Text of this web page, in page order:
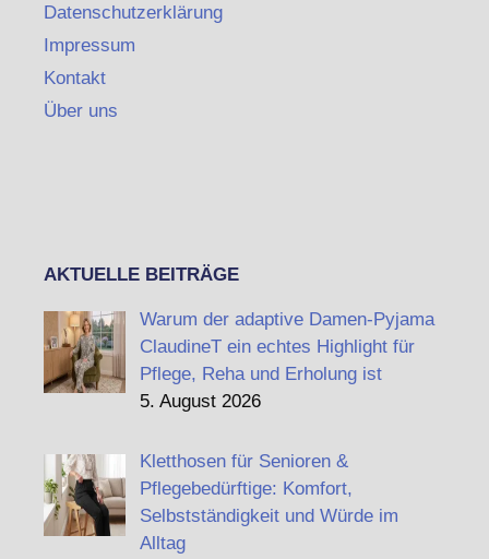
Datenschutzerklärung
Impressum
Kontakt
Über uns
AKTUELLE BEITRÄGE
Warum der adaptive Damen-Pyjama
ClaudineT ein echtes Highlight für
Pflege, Reha und Erholung ist
5. August 2026
Kletthosen für Senioren &
Pflegebedürftige: Komfort,
Selbstständigkeit und Würde im
Alltag